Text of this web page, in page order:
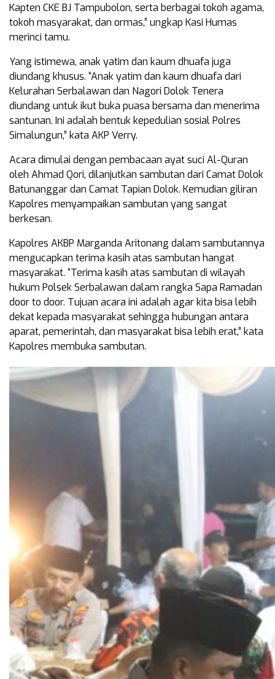
Kapten CKE BJ Tampubolon, serta berbagai tokoh agama,
tokoh masyarakat, dan ormas,” ungkap Kasi Humas
merinci tamu.
Yang istimewa, anak yatim dan kaum dhuafa juga
diundang khusus. “Anak yatim dan kaum dhuafa dari
Kelurahan Serbalawan dan Nagori Dolok Tenera
diundang untuk ikut buka puasa bersama dan menerima
santunan. Ini adalah bentuk kepedulian sosial Polres
Simalungun,” kata AKP Verry.
Acara dimulai dengan pembacaan ayat suci Al-Quran
oleh Ahmad Qori, dilanjutkan sambutan dari Camat Dolok
Batunanggar dan Camat Tapian Dolok. Kemudian giliran
Kapolres menyampaikan sambutan yang sangat
berkesan.
Kapolres AKBP Marganda Aritonang dalam sambutannya
mengucapkan terima kasih atas sambutan hangat
masyarakat. “Terima kasih atas sambutan di wilayah
hukum Polsek Serbalawan dalam rangka Sapa Ramadan
door to door. Tujuan acara ini adalah agar kita bisa lebih
dekat kepada masyarakat sehingga hubungan antara
aparat, pemerintah, dan masyarakat bisa lebih erat,” kata
Kapolres membuka sambutan.